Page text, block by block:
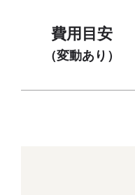
費用目安
（変動あり）